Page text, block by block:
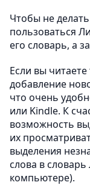
Чтобы не
пользоваться
его словарь, а
Если вы
добавление
что очень
или Kindle. К
возможность
их
выделения
слова в
компьютере).